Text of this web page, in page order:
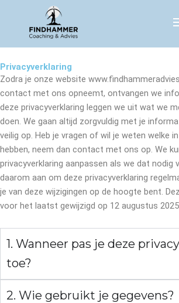
Privacyverklaring
Zodra je onze website
contact met ons opneemt, ontvangen we
deze privacyverklaring leggen we uit wat we
doen. We gaan altijd zorgvuldig met je
veilig op. Heb je vragen of wil je weten welke
hebben, neem dan contact met ons op. We
privacyverklaring aanpassen als we dat nodig
daarom aan om deze privacyverklaring
je van deze wijzigingen op de hoogte bent.
voor het laatst gewijzigd op 12 augustus
1. Wanneer pas je deze
toe?
2. Wie gebruikt je gegevens?